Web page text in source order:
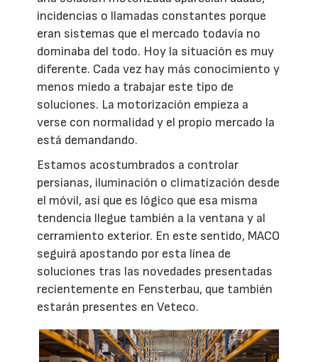
incidencias o llamadas constantes porque
eran sistemas que el mercado todavía no
dominaba del todo. Hoy la situación es muy
diferente. Cada vez hay más conocimiento y
menos miedo a trabajar este tipo de
soluciones. La motorización empieza a
verse con normalidad y el propio mercado la
está demandando.
Estamos acostumbrados a controlar
persianas, iluminación o climatización desde
el móvil, así que es lógico que esa misma
tendencia llegue también a la ventana y al
cerramiento exterior. En este sentido, MACO
seguirá apostando por esta línea de
soluciones tras las novedades presentadas
recientemente en Fensterbau, que también
estarán presentes en Veteco.